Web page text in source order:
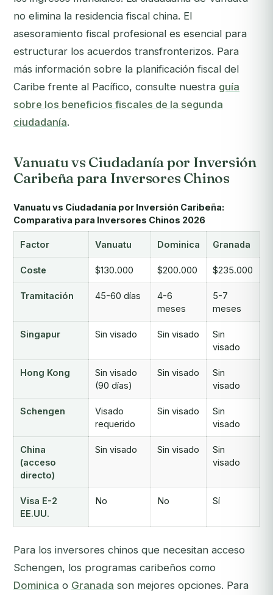
no elimina la residencia fiscal china. El
asesoramiento fiscal profesional es esencial para
estructurar los acuerdos transfronterizos. Para
más información sobre la planificación fiscal del
Caribe frente al Pacífico, consulte nuestra guía
sobre los beneficios fiscales de la segunda
ciudadanía.
Vanuatu vs Ciudadanía por Inversión
Caribeña para Inversores Chinos
Vanuatu vs Ciudadanía por Inversión Caribeña:
Comparativa para Inversores Chinos 2026
Factor Vanuatu Dominica Granada
Coste $130.000 $200.000 $235.000
Tramitación 45-60 días
4-6
meses
5-7
meses
Singapur Sin visado Sin visado
Sin
visado
Hong Kong
Sin visado
(90 días)
Sin visado
Sin
visado
Schengen
Visado
requerido
Sin visado
Sin
visado
China
(acceso
directo)
Sin visado Sin visado
Sin
visado
Visa E-2
EE.UU.
No No Sí
Para los inversores chinos que necesitan acceso
Schengen, los programas caribeños como
Dominica o Granada son mejores opciones. Para